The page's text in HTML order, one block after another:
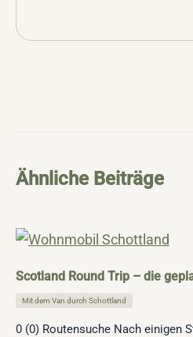
Ähnliche Beiträge
Scotland Round Trip – die
Mit dem Van durch Schottland
0 (0) Routensuche Nach einigen